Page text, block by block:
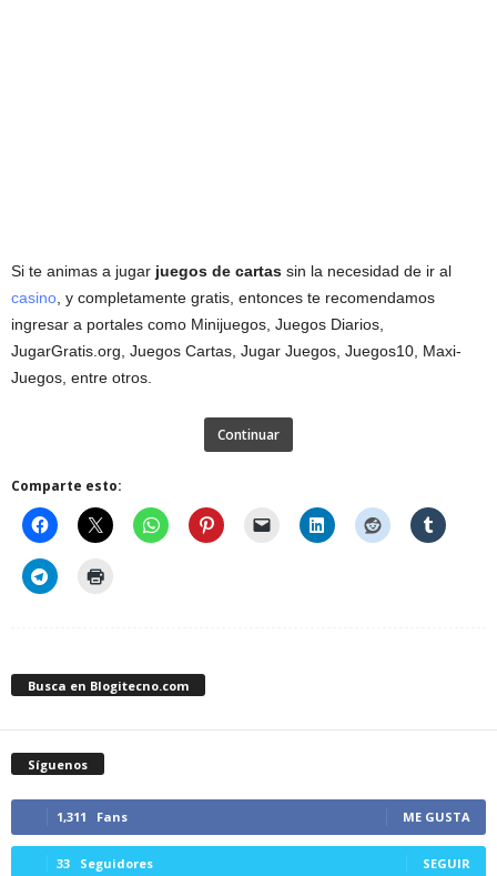
Si te animas a jugar juegos de cartas sin la necesidad de ir al
casino , y completamente gratis, entonces te recomendamos
ingresar a portales como Minijuegos, Juegos Diarios,
JugarGratis.org, Juegos Cartas, Jugar Juegos, Juegos10, Maxi-
Juegos, entre otros.
Continuar
Comparte esto:
Busca en Blogitecno.com
Síguenos
1,311 Fans ME GUSTA
33 Seguidores SEGUIR